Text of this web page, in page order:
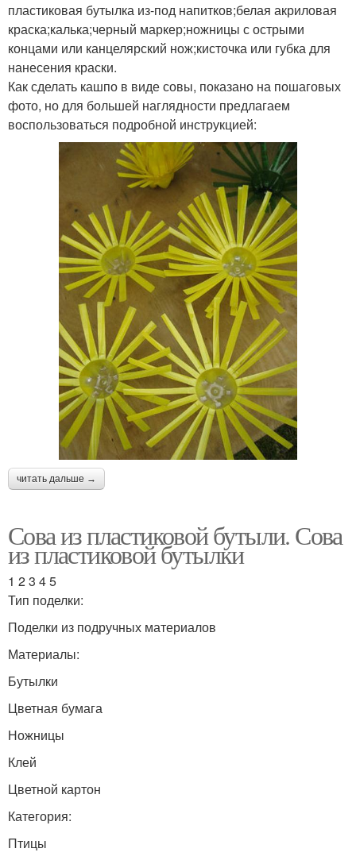
пластиковая бутылка из-под напитков;белая акриловая
краска;калька;черный маркер;ножницы с острыми
концами или канцелярский нож;кисточка или губка для
нанесения краски.
Как сделать кашпо в виде совы, показано на пошаговых
фото, но для большей наглядности предлагаем
воспользоваться подробной инструкцией:
читать дальше →
Сова из пластиковой бутыли. Сова
из пластиковой бутылки
1 2 3 4 5
Тип поделки:
Поделки из подручных материалов
Материалы:
Бутылки
Цветная бумага
Ножницы
Клей
Цветной картон
Категория:
Птицы